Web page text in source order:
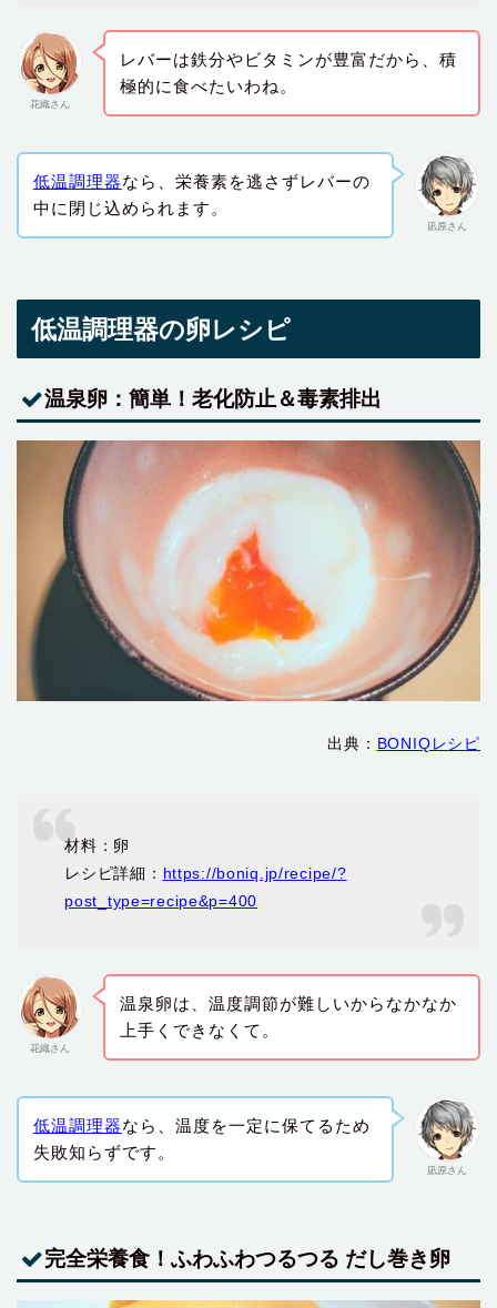
花織さん
レバーは鉄分やビタミンが豊富だから、積
極的に食べたいわね。
凪原さん
低温調理器なら、栄養素を逃さずレバーの
中に閉じ込められます。
低温調理器の卵レシピ
温泉卵：簡単！老化防止＆毒素排出
出典： BONIQレシピ
材料：卵
レシピ詳細： https://boniq.jp/recipe/?
post_type=recipe&p=400
花織さん
温泉卵は、温度調節が難しいからなかなか
上手くできなくて。
凪原さん
低温調理器なら、温度を一定に保てるため
失敗知らずです。
完全栄養食！ふわふわつるつる だし巻き卵